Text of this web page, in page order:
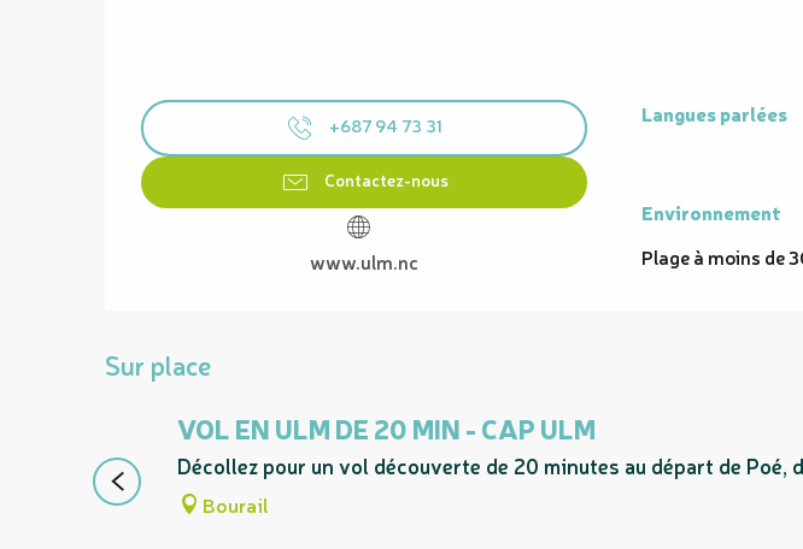
+687 94 73 31
Contactez-nous
www.ulm.nc
Langues parlées
Langues parlées
Environnement
Environnement
Plage à moins de
Sur place
VOL EN ULM DE 20 MIN - CAP ULM
Décollez pour un vol découverte de 20 minutes au départ de
Bourail